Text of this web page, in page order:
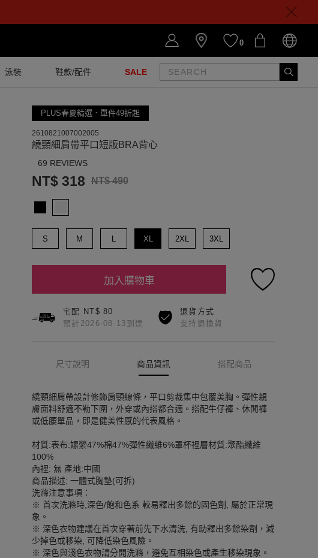
0
泳裝 鞋款/配件 SALE
PLUS春夏精選．單件49折起
2610821007002005
繞頸細肩帶平口短版BRA背心
69 REVIEWS
NT$ 318 NT$ 490
S M L XL 2XL 3XL
加入購物車
宅配 NT$ 80
預計2026-08-13到達
退貨方式
支持退換貨
尺寸說明 商品資訊 搭配商品
繞頸細肩帶設計修飾肩頸線條，平口剪裁集中包覆美胸。彈性親
膚面料舒適不勒下圍，外穿或內搭都合適。搭配牛仔褲、休閒褲
或低腰單品，即是健美性感的代表風格。
材質:表布:嫘縈47%棉47%彈性纖維6%罩杯裡層材質:聚酯纖維
100%
內裡: 無 產地:中國
商品描述: 一體式胸墊(可拆)
洗滌注意事項：
※ 首次洗滌時,深色/飽和色系 較易釋出多餘的固色劑, 屬於正常現
象。
※ 深色衣物建議在首次穿著前先下水清洗, 有助釋出多餘染劑，減
少掉色或移染, 可降低染色風險。
※ 深色與淺色衣物請分開洗滌，避免互相染色或產生移染現象。